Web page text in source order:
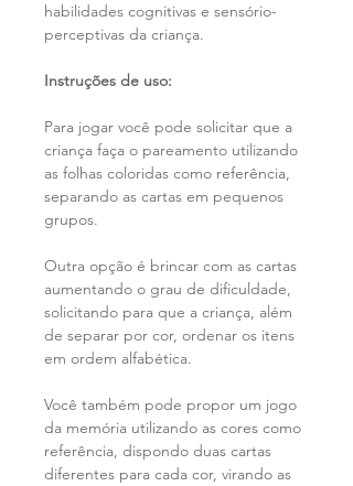
habilidades cognitivas e sensório-
perceptivas da criança.
Instruções de uso:
Para jogar você pode solicitar que a
criança faça o pareamento utilizando
as folhas coloridas como referência,
separando as cartas em pequenos
grupos.
Outra opção é brincar com as cartas
aumentando o grau de dificuldade,
solicitando para que a criança, além
de separar por cor, ordenar os itens
em ordem alfabética.
Você também pode propor um jogo
da memória utilizando as cores como
referência, dispondo duas cartas
diferentes para cada cor, virando as